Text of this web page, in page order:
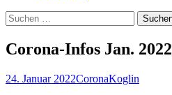
Suchen
nach:
Corona-Infos Jan. 2022
24. Januar 2022CoronaKoglin